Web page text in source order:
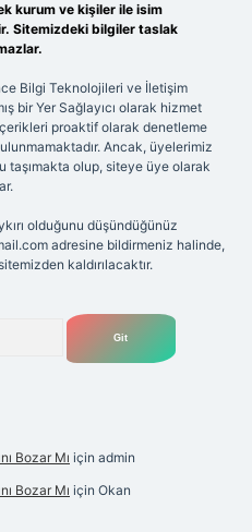
kurum ve kişiler ile isim
Sitemizdeki bilgiler taslak
Bilgi Teknolojileri ve İletişim
bir Yer Sağlayıcı olarak hizmet
proaktif olarak denetleme
Ancak, üyelerimiz
taşımakta olup, siteye üye olarak
olduğunu düşündüğünüz
adresine bildirmeniz halinde,
kaldırılacaktır.
Bozar Mı için admin
Bozar Mı için Okan